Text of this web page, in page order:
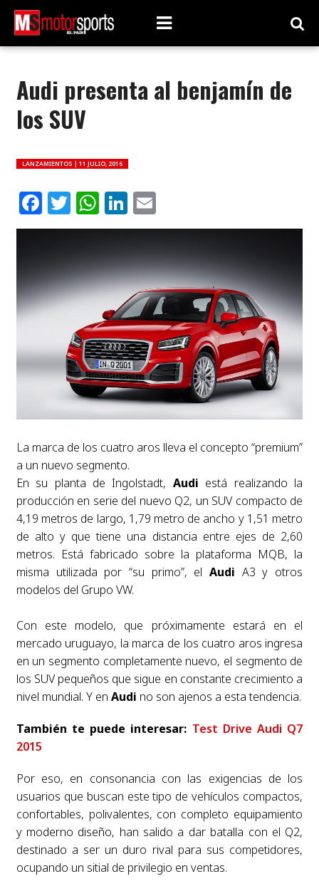
Audi presenta al benjamín de
los SUV
LANZAMIENTOS | 11 JULIO, 2016
Facebook
Twitter
WhatsApp
LinkedIn
Email
La marca de los cuatro aros lleva el concepto “premium”
a un nuevo segmento.
En su planta de Ingolstadt, Audi está realizando la
producción en serie del nuevo Q2, un SUV compacto de
4,19 metros de largo, 1,79 metro de ancho y 1,51 metro
de alto y que tiene una distancia entre ejes de 2,60
metros. Está fabricado sobre la plataforma MQB, la
misma utilizada por “su primo”, elAudi A3 y otros
modelos del Grupo VW.
Con este modelo, que próximamente estará en el
mercado uruguayo, la marca de los cuatro aros ingresa
en un segmento completamente nuevo, el segmento de
los SUV pequeños que sigue en constante crecimiento a
nivel mundial. Y en Audi no son ajenos a esta tendencia.
También te puede interesar: Test Drive Audi Q7
2015
Por eso, en consonancia con las exigencias de los
usuarios que buscan este tipo de vehículos compactos,
confortables, polivalentes, con completo equipamiento
y moderno diseño, han salido a dar batalla con el Q2,
destinado a ser un duro rival para sus competidores,
ocupando un sitial de privilegio en ventas.